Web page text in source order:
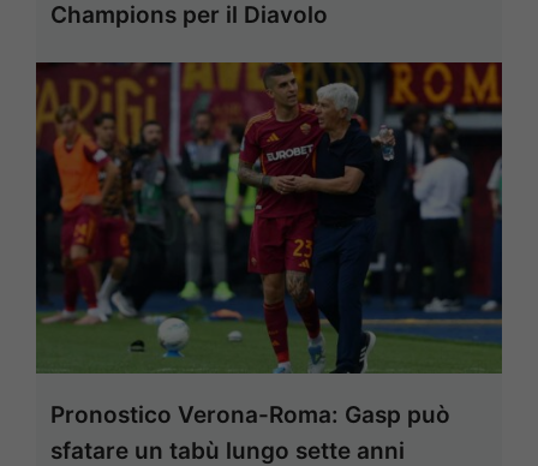
Champions per il Diavolo
Pronostico Verona-Roma: Gasp può
sfatare un tabù lungo sette anni